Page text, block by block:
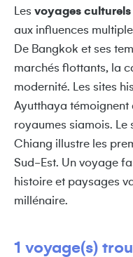
Les voyages
aux influences
De Bangkok et ses
marchés flottants, la
modernité. Les sites
Ayutthaya témoignent
royaumes siamois. Le
Chiang illustre les
Sud-Est. Un voyage
histoire et paysages
millénaire.
1 voyage(s)